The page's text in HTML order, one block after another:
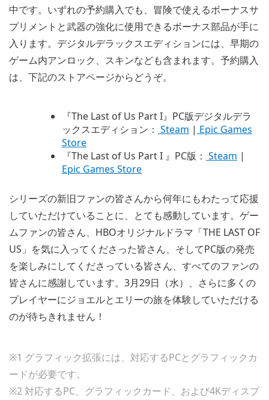
中です。いずれの予約購入でも、冒険で使えるボーナスサ
プリメントと武器の強化に使用できるボーナス部品が手に
入ります。デジタルデラックスエディションには、早期の
ゲーム内アンロック、スキンなども含まれます。予約購入
は、下記のストアページからどうぞ。
『The Last of Us Part I』PC版デジタルデラ
ックスエディション： Steam | Epic Games
Store
『The Last of Us Part I 』PC版： Steam |
Epic Games Store
シリーズの新旧ファンの皆さんから何年にもわたって応援
していただけていることに、とても感動しています。ゲー
ムファンの皆さん、HBOオリジナルドラマ「THE LAST OF
US」を気に入ってくださった皆さん、そしてPC版の発売
を楽しみにしてくださっている皆さん、すべてのファンの
皆さんに感謝しています。3月29日（水）、さらに多くの
プレイヤーにジョエルとエリーの旅を体験していただける
のが待ちきれません！
※1 グラフィック拡張には、対応するPCとグラフィックカ
ードが必要です。
※2 対応するPC、グラフィックカード、および4Kディスプ